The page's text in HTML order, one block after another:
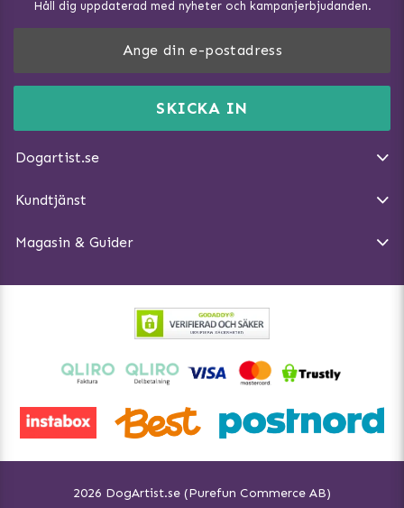
Håll dig uppdaterad med nyheter och kampanjerbjudanden.
SKICKA IN
Dogartist.se
DogArtist.se drivs av:
E-post:info@dogartist.se
Kundtjänst
Ångra Köp
Magasin & Guider
Vad kan hundar äta?
Träna Nose Work hemma
Så gör du promenaden roligare
Hundbäddar
2026 DogArtist.se (Purefun Commerce AB)